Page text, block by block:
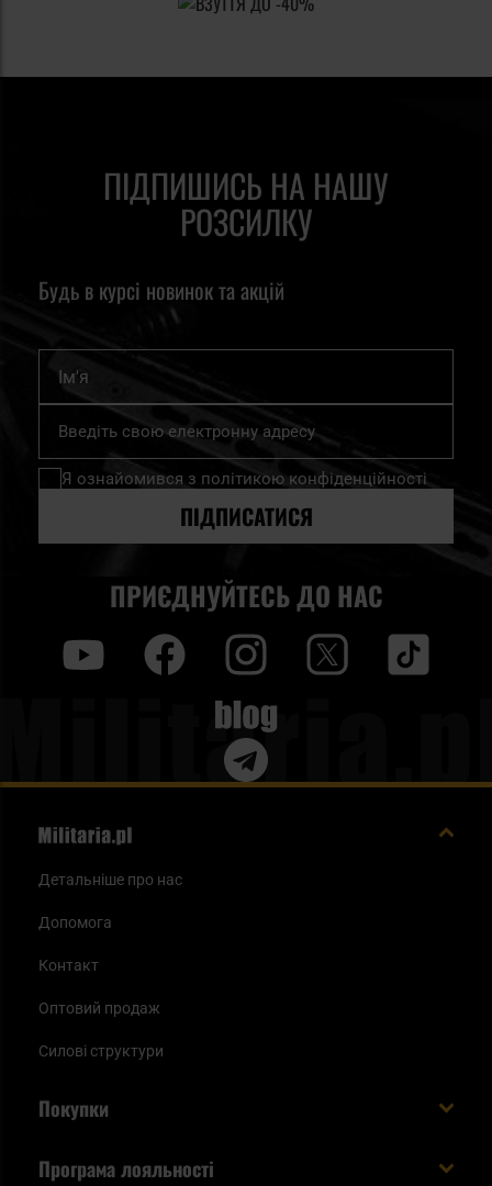
ПІДПИШИСЬ НА НАШУ
РОЗСИЛКУ
Будь в курсі новинок та акцій
Підпишіться
нашу
розсилку
Я ознайомився з політикою конфіденційності
ПІДПИСАТИСЯ
ПРИЄДНУЙТЕСЬ ДО НАС
Blog
Детальніше про нас
Допомога
Контакт
Оптовий продаж
Силові структури
Покупки
Програма лояльності